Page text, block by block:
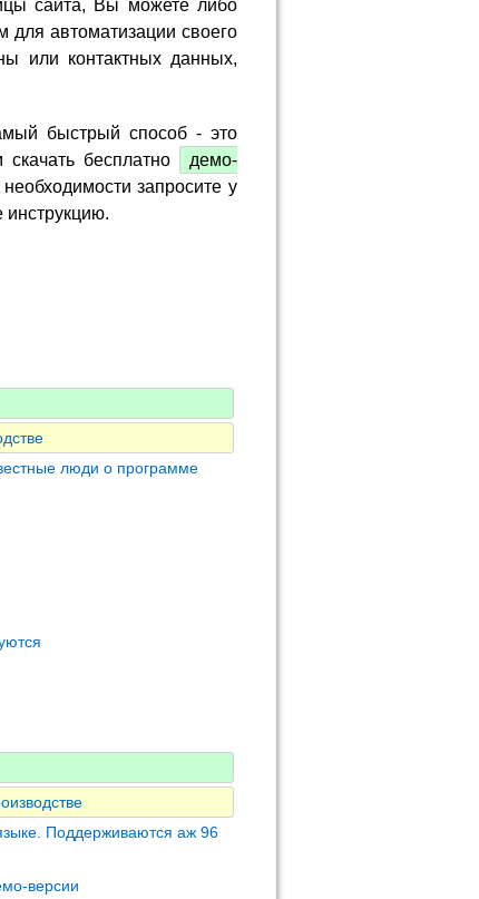
сайта, Вы можете либо
для автоматизации своего
или контактных данных,
быстрый способ - это
бесплатно
демо-
запросите у
инструкцию.
люди о программе
Поддерживаются аж 96
версии